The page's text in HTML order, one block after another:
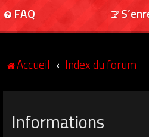
FAQ
Accueil Index du forum
Informations